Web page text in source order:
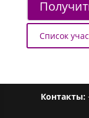
Список
Контакты: